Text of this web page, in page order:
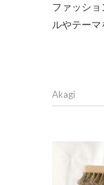
ファッシ
ルやテーマ
Akagi